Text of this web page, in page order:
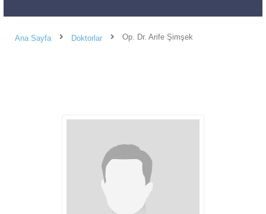
Ana Sayfa Doktorlar Op. Dr. Arife Şimşek